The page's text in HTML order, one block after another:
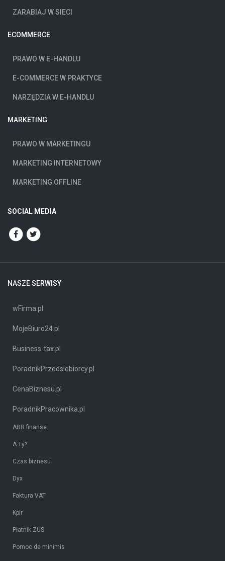
ZARABIAJ W SIECI
ECOMMERCE
PRAWO W E-HANDLU
E-COMMERCE W PRAKTYCE
NARZĘDZIA W E-HANDLU
MARKETING
PRAWO W MARKETINGU
MARKETING INTERNETOWY
MARKETING OFFLINE
SOCIAL MEDIA
NASZE SERWISY
wFirma.pl
MojeBiuro24.pl
Business-tax.pl
PoradnikPrzedsiebiorcy.pl
CenaBiznesu.pl
PoradnikPracownika.pl
ABR finanse
A Ty?
Czas biznesu
Dyx
Faktura VAT
Kpir
Płatnik ZUS
Pomoc de minimis